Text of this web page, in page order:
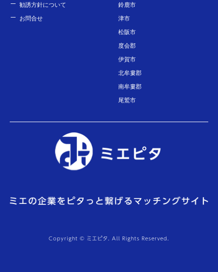
勧誘方針について
お問合せ
鈴鹿市
津市
松阪市
度会郡
伊賀市
北牟婁郡
南牟婁郡
尾鷲市
Copyright © ミエピタ. All Rights Reserved.